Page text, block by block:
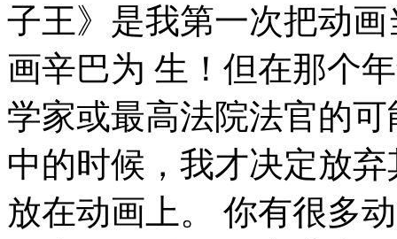
子王》是我第一次把动
画辛巴为 生！但在那个
学家或最高法院法官的
中的时候，我才决定放
放在动画上。 你有很多